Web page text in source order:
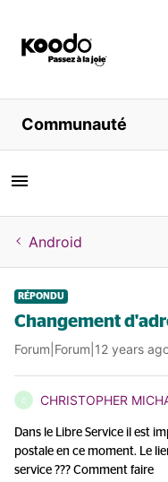
Magasiner
Libre service
Aide
Communauté
Android
RÉPONDU
Changement
Forum|Forum|12 years
C CHRISTOPHER
Dans le Libre Service il est
postale en ce moment. Le
service ??? Comment faire